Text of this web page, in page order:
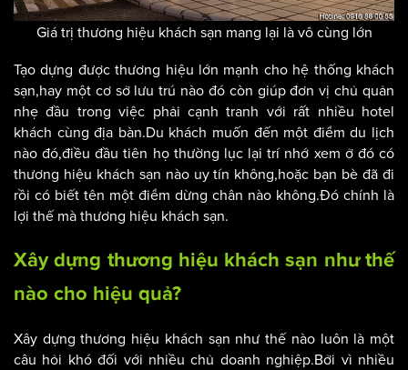
Giá trị thương hiệu khách sạn mang lại là vô cùng lớn
Tạo dựng được thương hiệu lớn mạnh cho hệ thống khách
sạn,hay một cơ sở lưu trú nào đó còn giúp đơn vị chủ quản
nhẹ đầu trong việc phải cạnh tranh với rất nhiều hotel
khách cùng địa bàn.Du khách muốn đến một điểm du lịch
nào đó,điều đầu tiên họ thường lục lại trí nhớ xem ở đó có
thương hiệu khách sạn nào uy tín không,hoặc bạn bè đã đi
rồi có biết tên một điểm dừng chân nào không.Đó chính là
lợi thế mà thương hiệu khách sạn.
Xây dựng thương hiệu khách sạn như thế
nào cho hiệu quả?
Xây dựng thương hiệu khách sạn như thế nào luôn là một
câu hỏi khó đối với nhiều chủ doanh nghiệp.Bởi vì nhiều